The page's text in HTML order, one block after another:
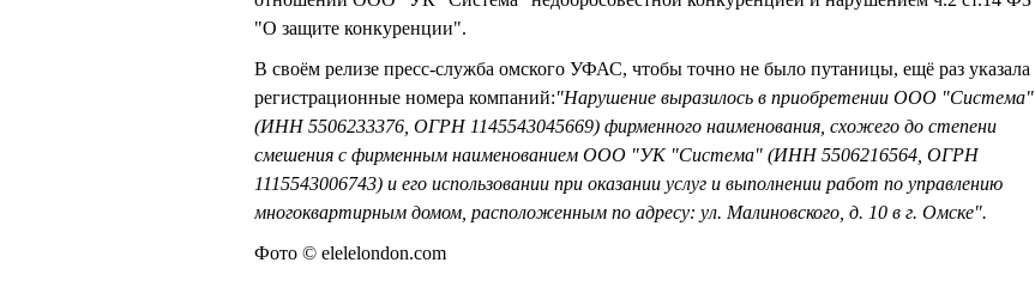
"О защите конкуренции".
В своём релизе пресс-служба омского УФАС, чтобы точно не было путаницы, ещё раз указала
регистрационные номера компаний:"Нарушение выразилось в приобретении ООО "Система"
(ИНН 5506233376, ОГРН 1145543045669) фирменного наименования, схожего до степени
смешения с фирменным наименованием ООО "УК "Система" (ИНН 5506216564, ОГРН
1115543006743) и его использовании при оказании услуг и выполнении работ по управлению
многоквартирным домом, расположенным по адресу: ул. Малиновского, д. 10 в г. Омске".
Фото © elelelondon.com